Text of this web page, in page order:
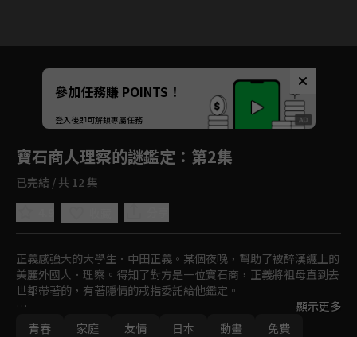
Unmute
如有不便請見諒
參加任務賺 POINTS！
登入後即可解鎖專屬任務
寶石商人理察的謎鑑定 ：第2集
已完結 / 共 12 集
正義感強大的大學生．中田正義。某個夜晚，幫助了被醉漢纏上的
美麗外國人．理察。得知了對方是一位寶石商，正義將祖母直到去
世都帶著的，有著隱情的戒指委託給他鑑定。
經由理察的鑑定中明朗化的，是祖母的過去、真實、以及想念。
顯示更多
青春
家庭 友情 日本 動畫
免費